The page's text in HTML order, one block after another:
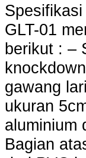
GLT-01
berikut : –
gawang
ukuran
aluminium
Bagian